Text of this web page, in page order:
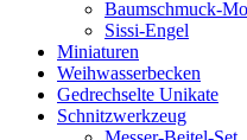
Baumschmuck-
Sissi-Engel
Miniaturen
Weihwasserbecken
Gedrechselte Unikate
Schnitzwerkzeug